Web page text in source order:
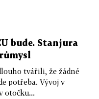
bude. Stanjura
tvářili, že žádné
potřeba. Vývoj v
otočku...